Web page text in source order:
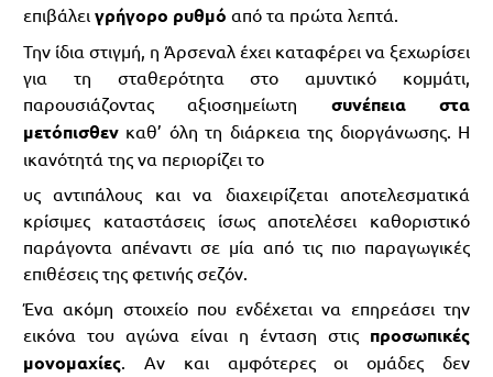
επιβάλει γρήγορο ρυθμό από τα πρώτα λεπτά.
Την ίδια στιγμή, η Άρσεναλ έχει καταφέρει να ξεχωρίσει
για τη σταθερότητα στο αμυντικό κομμάτι,
παρουσιάζοντας αξιοσημείωτη συνέπεια στα
μετόπισθεν καθ’ όλη τη διάρκεια της διοργάνωσης. Η
ικανότητά της να περιορίζει το
υς αντιπάλους και να διαχειρίζεται αποτελεσματικά
κρίσιμες καταστάσεις ίσως αποτελέσει καθοριστικό
παράγοντα απέναντι σε μία από τις πιο παραγωγικές
επιθέσεις της φετινής σεζόν.
Ένα ακόμη στοιχείο που ενδέχεται να επηρεάσει την
εικόνα του αγώνα είναι η ένταση στις προσωπικές
μονομαχίες. Αν και αμφότερες οι ομάδες δεν